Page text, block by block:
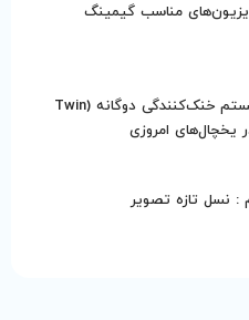
مناسب گیمینگ
قابلیت سیستم خنک‌کنندگی دوگانه (Twin